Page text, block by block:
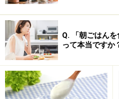
黄色野菜に多く含まれている
ングをかけると吸収効率が
す。そう考えていくと、エネ
くはないと思いながら、ダ
ノンオイルドレッシングを選
す。
Q. 「朝ごはんを
って本当ですか